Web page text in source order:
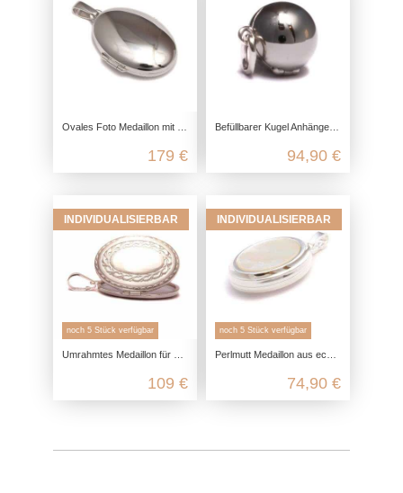
Ovales Foto Medaillon mit Urne für Asche aus 925 Sterling Silber
179 €
Befüllbarer Kugel Anhänger aus 925 Sterling Silber
94,90 €
INDIVIDUALISIERBAR
noch 5 Stück verfügbar
Umrahmtes Medaillon für 2 Fotos aus 925 Sterling Silber
109 €
INDIVIDUALISIERBAR
noch 5 Stück verfügbar
Perlmutt Medaillon aus echt Silber, 925 Foto Medaillon für 2 Bilder, Talisman Anhänger Andenken, Freundschaft Schmuck Erinnerung
74,90 €